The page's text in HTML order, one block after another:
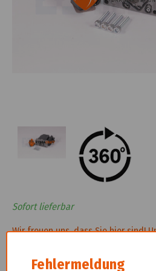
Sofort lieferbar
Wir freuen uns, dass Sie hier sind!
höflich, sich bei uns zu registrieren.
Fehlermeldung